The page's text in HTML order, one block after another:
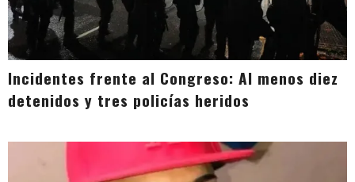
Incidentes frente al Congreso: Al menos diez
detenidos y tres policías heridos